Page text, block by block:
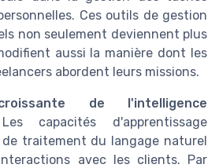
Ces outils de gestion
non seulement deviennent plus
aussi la manière dont les
abordent leurs missions.
de l'intelligence
capacités d'apprentissage
traitement du langage naturel
avec les clients. Par